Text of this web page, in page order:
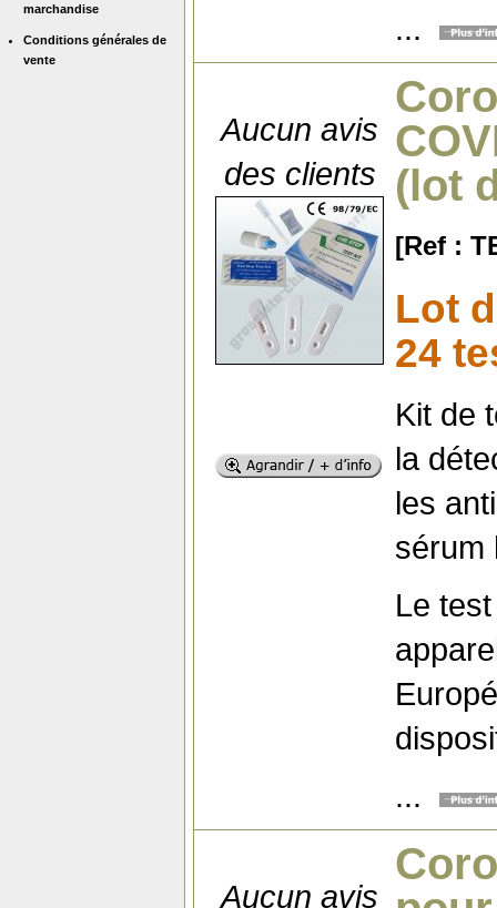
marchandise
Conditions générales de
vente
...
Aucun avis
des clients
(lot
[Ref :
Lot
24
Kit de
la
les
sérum
Le
...
Aucun avis